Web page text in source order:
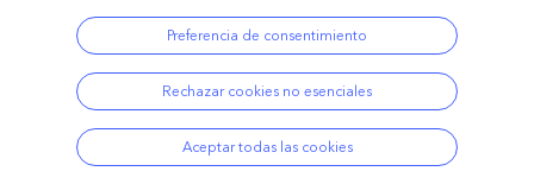
Preferencia de consentimiento
Rechazar cookies no esenciales
Aceptar todas las cookies